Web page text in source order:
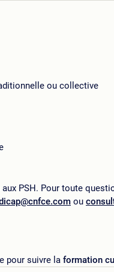
ou collective
PSH. Pour toute
ou
pour suivre la formation